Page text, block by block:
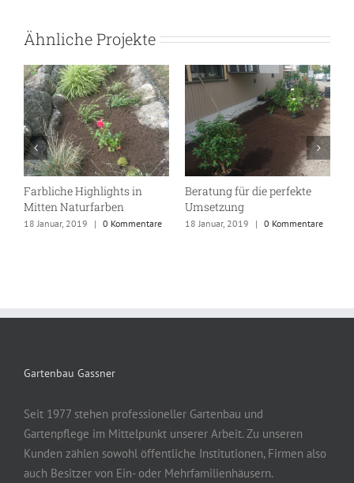
Ähnliche Projekte
Farbliche Highlights in
Mitten Naturfarben
18 Januar, 2019 | 0 Kommentare
Beratung für die perfekte
Umsetzung
18 Januar, 2019 | 0 Kommentare
Gartenbau Gassner
Seit 1977 stehen professioneller Gartenbau und
Gartenpflege im Mittelpunkt unserer Arbeit. Zu unseren
Kunden zählen sowohl öffentliche Institutionen, Firmen also
auch Besitzer von Ein- oder Mehrfamilienhäusern.